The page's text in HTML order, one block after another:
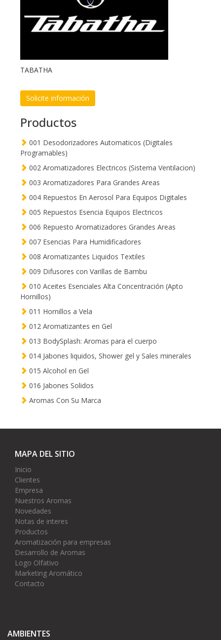
TABATHA
Solicite información
Productos
001 Desodorizadores Automaticos (Digitales
Programables)
002 Aromatizadores Electricos (Sistema Ventilacion)
003 Aromatizadores Para Grandes Areas
004 Repuestos En Aerosol Para Equipos Digitales
005 Repuestos Esencia Equipos Electricos
006 Repuesto Aromatizadores Grandes Areas
007 Esencias Para Humidificadores
008 Aromatizantes Liquidos Textiles
009 Difusores con Varillas de Bambu
010 Aceites Esenciales Alta Concentración (Apto
Hornillos)
011 Hornillos a Vela
012 Aromatizantes en Gel
013 BodySplash: Aromas para el cuerpo
014 Jabones liquidos, Shower gel y Sales minerales
015 Alcohol en Gel
016 Jabones Solidos
Aromas Con Su Marca
MAPA DEL SITIO
Inicio
Clientes
Empresa
Nuestros Aromas
Novedades
Notas de interes
Productos
Aromatización para empresas
Desarrollo de Aromas
Logo Olfativo
Marketing Aromático
Contacto
AMBIENTES